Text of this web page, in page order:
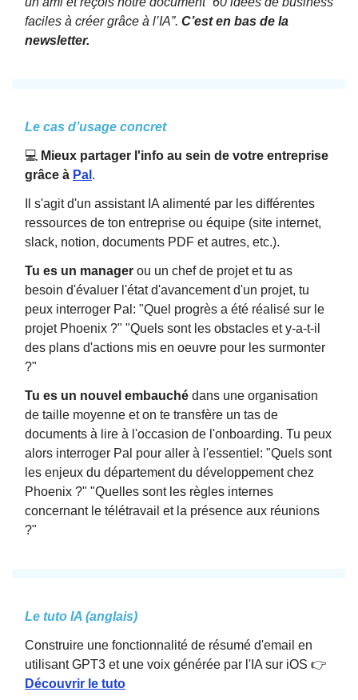
faciles à créer grâce à l’IA”. C’est en bas de la
newsletter.
Le cas d’usage concret
💻 Mieux partager l'info au sein de votre entreprise
grâce à Pal .
Il s'agit d'un assistant IA alimenté par les différentes
ressources de ton entreprise ou équipe (site internet,
slack, notion, documents PDF et autres, etc.).
Tu es un manager ou un chef de projet et tu as
besoin d'évaluer l'état d'avancement d'un projet, tu
peux interroger Pal: "Quel progrès a été réalisé sur le
projet Phoenix ?" "Quels sont les obstacles et y-a-t-il
des plans d'actions mis en oeuvre pour les surmonter
?"
Tu es un nouvel embauché dans une organisation
de taille moyenne et on te transfère un tas de
documents à lire à l'occasion de l'onboarding. Tu peux
alors interroger Pal pour aller à l'essentiel: "Quels sont
les enjeux du département du développement chez
Phoenix ?" "Quelles sont les règles internes
concernant le télétravail et la présence aux réunions
?"
Le tuto IA (anglais)
Construire une fonctionnalité de résumé d'email en
utilisant GPT3 et une voix générée par l'IA sur iOS 👉
Découvrir le tuto